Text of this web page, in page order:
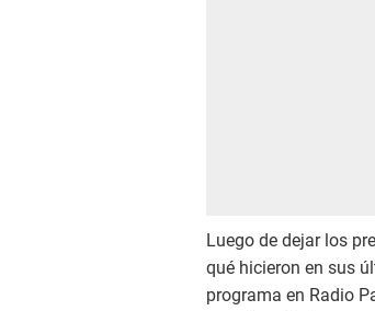
Luego de dejar los
qué hicieron en sus
programa en Radio